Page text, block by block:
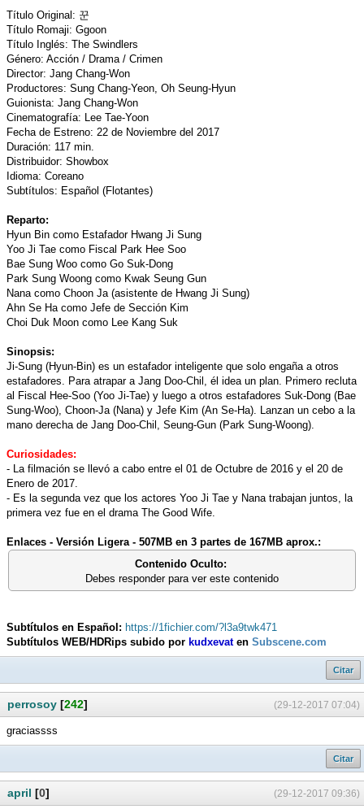
Título Original: 꾼
Título Romaji: Ggoon
Título Inglés: The Swindlers
Género: Acción / Drama / Crimen
Director: Jang Chang-Won
Productores: Sung Chang-Yeon, Oh Seung-Hyun
Guionista: Jang Chang-Won
Cinematografía: Lee Tae-Yoon
Fecha de Estreno: 22 de Noviembre del 2017
Duración: 117 min.
Distribuidor: Showbox
Idioma: Coreano
Subtítulos: Español (Flotantes)
Reparto:
Hyun Bin como Estafador Hwang Ji Sung
Yoo Ji Tae como Fiscal Park Hee Soo
Bae Sung Woo como Go Suk-Dong
Park Sung Woong como Kwak Seung Gun
Nana como Choon Ja (asistente de Hwang Ji Sung)
Ahn Se Ha como Jefe de Sección Kim
Choi Duk Moon como Lee Kang Suk
Sinopsis:
Ji-Sung (Hyun-Bin) es un estafador inteligente que solo engaña a otros
estafadores. Para atrapar a Jang Doo-Chil, él idea un plan. Primero recluta
al Fiscal Hee-Soo (Yoo Ji-Tae) y luego a otros estafadores Suk-Dong (Bae
Sung-Woo), Choon-Ja (Nana) y Jefe Kim (An Se-Ha). Lanzan un cebo a la
mano derecha de Jang Doo-Chil, Seung-Gun (Park Sung-Woong).
Curiosidades:
- La filmación se llevó a cabo entre el 01 de Octubre de 2016 y el 20 de
Enero de 2017.
- Es la segunda vez que los actores Yoo Ji Tae y Nana trabajan juntos, la
primera vez fue en el drama The Good Wife.
Enlaces - Versión Ligera - 507MB en 3 partes de 167MB aprox.:
Contenido Oculto:
Debes responder para ver este contenido
Subtítulos en Español: https://1fichier.com/?l3a9twk471
Subtítulos WEB/HDRips subido por kudxevaten Subscene.com
Citar
(29-12-2017 07:04)
perrosoy [242]
graciassss
Citar
(29-12-2017 09:36)
april [0]